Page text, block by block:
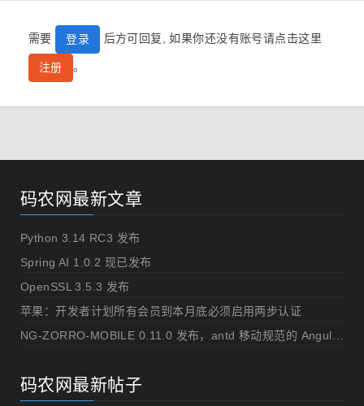
需要 登录 后方可回复, 如果你还没有账号请点击这里
注册 。
码农网最新文章
Python 3.14 RC3 发布
Spring AI 1.0.2 现已发布
OpenSSL 3.5.3 发布
苹果：开发者计划所有会员到本月底必须启用两步认证
码农网最新帖子